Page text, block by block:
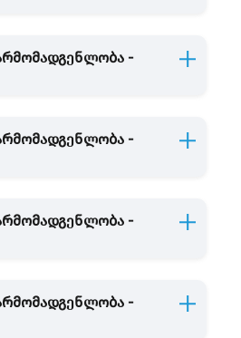
-
-
-
-